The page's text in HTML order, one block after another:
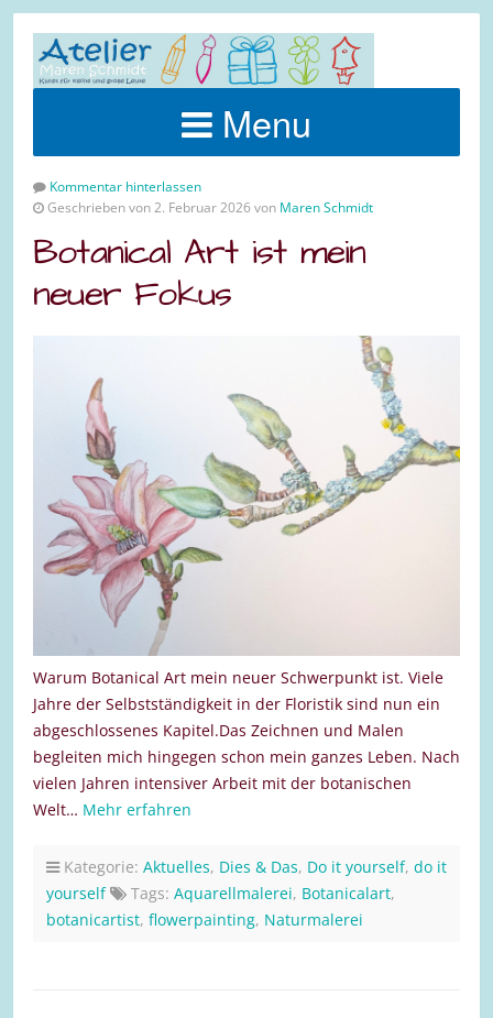
Menu
Kommentar hinterlassen
Geschrieben von 2. Februar 2026 von Maren Schmidt
Botanical Art ist mein
neuer Fokus
Warum Botanical Art mein neuer Schwerpunkt ist. Viele
Jahre der Selbstständigkeit in der Floristik sind nun ein
abgeschlossenes Kapitel.Das Zeichnen und Malen
begleiten mich hingegen schon mein ganzes Leben. Nach
vielen Jahren intensiver Arbeit mit der botanischen
Welt… Mehr erfahren
Kategorie: Aktuelles, Dies & Das, Do it yourself, do it
yourself
Tags: Aquarellmalerei, Botanicalart,
botanicartist, flowerpainting, Naturmalerei